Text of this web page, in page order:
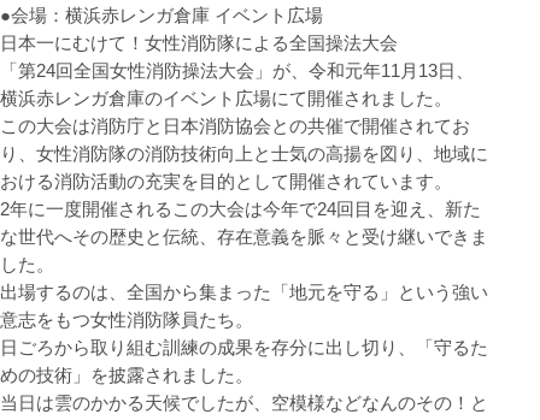
●会場：横浜赤レンガ倉庫 イベント広場
日本一にむけて！女性消防隊による全国操法大会
「第24回全国女性消防操法大会」が、令和元年11月13日、
横浜赤レンガ倉庫のイベント広場にて開催されました。
この大会は消防庁と日本消防協会との共催で開催されてお
り、女性消防隊の消防技術向上と士気の高揚を図り、地域に
おける消防活動の充実を目的として開催されています。
2年に一度開催されるこの大会は今年で24回目を迎え、新た
な世代へその歴史と伝統、存在意義を脈々と受け継いできま
した。
出場するのは、全国から集まった「地元を守る」という強い
意志をもつ女性消防隊員たち。
日ごろから取り組む訓練の成果を存分に出し切り、「守るた
めの技術」を披露されました。
当日は雲のかかる天候でしたが、空模様などなんのその！と